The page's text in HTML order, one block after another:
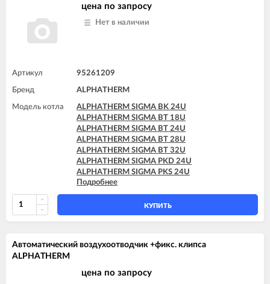
цена по запросу
Нет в наличии
Артикул 95261209
Бренд ALPHATHERM
Модель котла
ALPHATHERM SIGMA BK 24U
ALPHATHERM SIGMA BT 18U
ALPHATHERM SIGMA BT 24U
ALPHATHERM SIGMA BT 28U
ALPHATHERM SIGMA BT 32U
ALPHATHERM SIGMA PKD 24U
ALPHATHERM SIGMA PKS 24U
ALPHATHERM SIGMA PTD 24U
ALPHATHERM SIGMA PTD 28U
ALPHATHERM SIGMA PTS 18U
ALPHATHERM SIGMA PTS 24U
Подробнее
КУПИТЬ
Автоматический воздухоотводчик +фикс. клипса
ALPHATHERM
цена по запросу